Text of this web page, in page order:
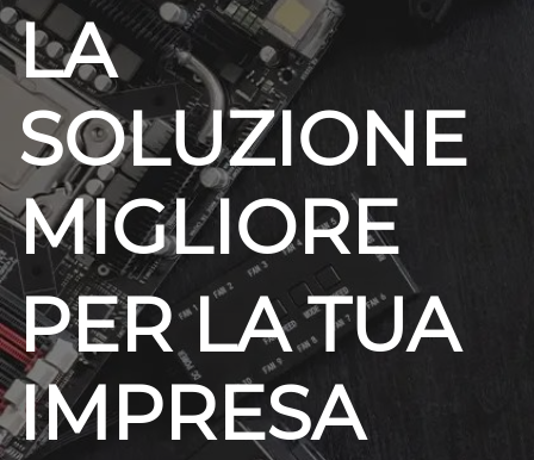
LA
SOLUZIONE
MIGLIORE
PER LA TUA
IMPRESA